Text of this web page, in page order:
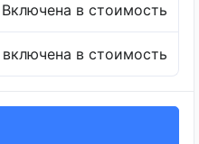
Включена в стоимость
в стоимость